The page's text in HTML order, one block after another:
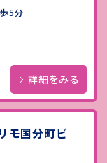
5分
詳細をみる
モ国分町ビ